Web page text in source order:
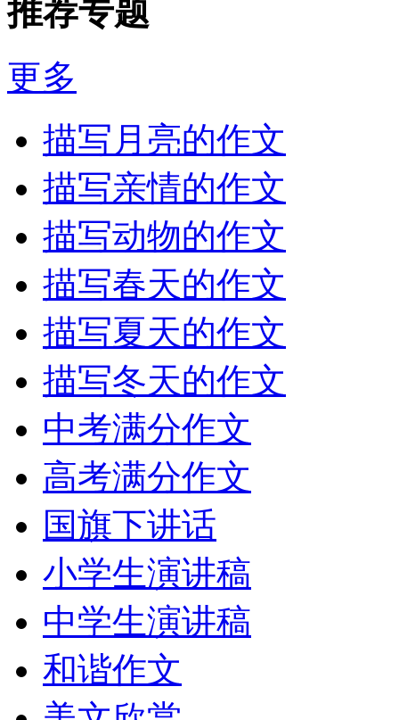
推荐专题
更多
描写月亮的作文
描写亲情的作文
描写动物的作文
描写春天的作文
描写夏天的作文
描写冬天的作文
中考满分作文
高考满分作文
国旗下讲话
小学生演讲稿
中学生演讲稿
和谐作文